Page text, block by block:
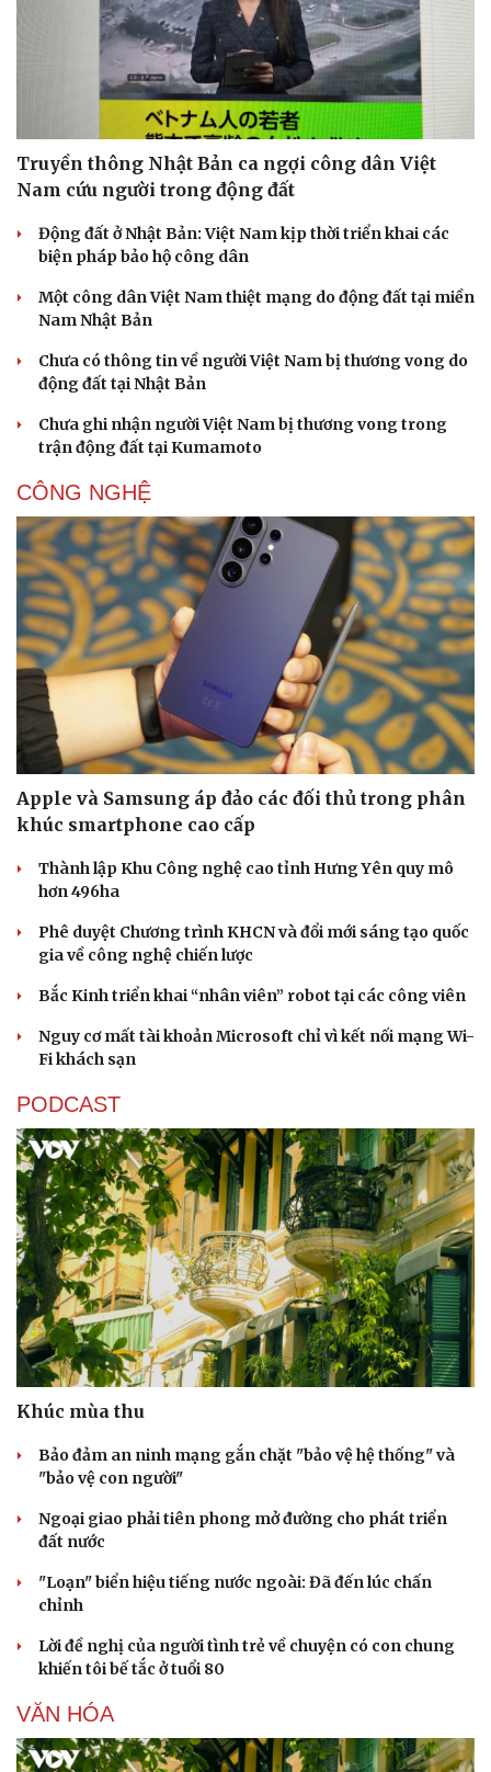
Văn hóa
Sân khấu - Điện ảnh
Văn học
Âm nhạc
Di sản
Nghệ sĩ
Thời trang
Sao Việt
Truyền thông Nhật Bản ca ngợi công dân Việt
Nam cứu người trong động đất
Động đất ở Nhật Bản: Việt Nam kịp thời triển khai các
biện pháp bảo hộ công dân
Một công dân Việt Nam thiệt mạng do động đất tại miền
Nam Nhật Bản
Chưa có thông tin về người Việt Nam bị thương vong do
động đất tại Nhật Bản
Chưa ghi nhận người Việt Nam bị thương vong trong
trận động đất tại Kumamoto
CÔNG NGHỆ
Apple và Samsung áp đảo các đối thủ trong phân
khúc smartphone cao cấp
Thành lập Khu Công nghệ cao tỉnh Hưng Yên quy mô
hơn 496ha
Phê duyệt Chương trình KHCN và đổi mới sáng tạo quốc
gia về công nghệ chiến lược
Bắc Kinh triển khai “nhân viên” robot tại các công viên
Nguy cơ mất tài khoản Microsoft chỉ vì kết nối mạng Wi-
Fi khách sạn
PODCAST
Khúc mùa thu
Bảo đảm an ninh mạng gắn chặt "bảo vệ hệ thống" và
"bảo vệ con người"
Ngoại giao phải tiên phong mở đường cho phát triển
đất nước
"Loạn" biển hiệu tiếng nước ngoài: Đã đến lúc chấn
chỉnh
Lời đề nghị của người tình trẻ về chuyện có con chung
khiến tôi bế tắc ở tuổi 80
VĂN HÓA